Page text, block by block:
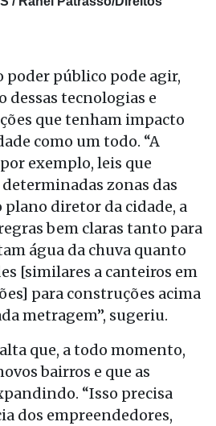
poder público pode agir,
dessas tecnologias e
que tenham impacto
como um todo. “A
exemplo, leis que
zonas das
plano diretor da cidade, a
bem claras tanto para
água da chuva quanto
[similares a canteiros em
para construções acima
metragem”, sugeriu.
que, a todo momento,
bairros e que as
“Isso precisa
dos empreendedores,